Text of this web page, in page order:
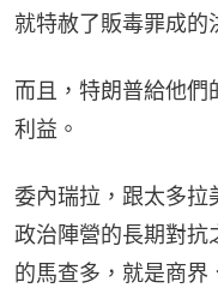
就特赦了販毒罪成的
而且，特朗普給他們
利益。
委內瑞拉，跟太多拉
政治陣營的長期對
的馬查多，就是商界